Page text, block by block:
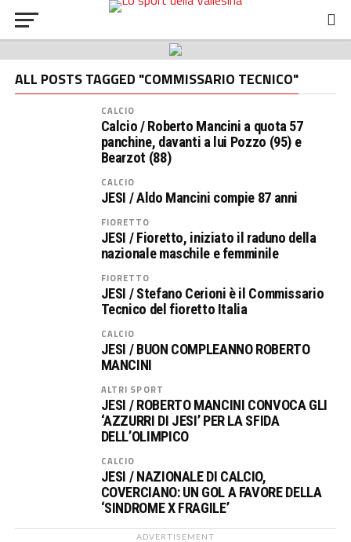
ALL POSTS TAGGED "COMMISSARIO TECNICO"
CALCIO
Calcio / Roberto Mancini a quota 57
panchine, davanti a lui Pozzo (95) e
Bearzot (88)
CALCIO
JESI / Aldo Mancini compie 87 anni
FIORETTO
JESI / Fioretto, iniziato il raduno della
nazionale maschile e femminile
FIORETTO
JESI / Stefano Cerioni è il Commissario
Tecnico del fioretto Italia
CALCIO
JESI / BUON COMPLEANNO ROBERTO
MANCINI
ALTRI SPORT
JESI / ROBERTO MANCINI CONVOCA GLI
‘AZZURRI DI JESI’ PER LA SFIDA
DELL’OLIMPICO
CALCIO
JESI / NAZIONALE DI CALCIO,
COVERCIANO: UN GOL A FAVORE DELLA
‘SINDROME X FRAGILE’
ADVERTISEMENT